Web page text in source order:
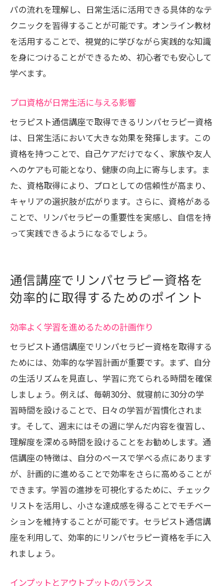
パの流れを理解し、日常生活に活用できる具体的なテ
クニックを習得することが可能です。オンライン教材
を活用することで、視覚的に学びながら実践的な知識
を身につけることができるため、初心者でも安心して
学べます。
プロ資格が日常生活に与える影響
セラピスト通信講座で取得できるリンパセラピー資格
は、日常生活において大きな効果を発揮します。この
資格を持つことで、自己ケアだけでなく、家族や友人
へのケアも可能となり、健康の向上に寄与します。ま
た、資格取得により、プロとしての信頼性が高まり、
キャリアの選択肢が広がります。さらに、資格がある
ことで、リンパセラピーの重要性を実感し、自信を持
って実践できるようになるでしょう。
通信講座でリンパセラピー資格を
効率的に取得するためのポイント
効率よく学習を進めるための計画作り
セラピスト通信講座でリンパセラピー資格を取得する
ためには、効率的な学習計画が重要です。まず、自分
の生活リズムを見直し、学習に充てられる時間を確保
しましょう。例えば、毎朝30分、就寝前に30分の学
習時間を設けることで、日々の学習が習慣化されま
す。そして、週末にはその週に学んだ内容を復習し、
理解度を深める時間を設けることをお勧めします。通
信講座の特徴は、自分のペースで学べる点にあります
が、計画的に進めることで効率をさらに高めることが
できます。学習の進捗を可視化するために、チェック
リストを活用し、小さな達成感を得ることでモチベー
ションを維持することが可能です。セラピスト通信講
座を利用して、効率的にリンパセラピー資格を手に入
れましょう。
インプットとアウトプットのバランス